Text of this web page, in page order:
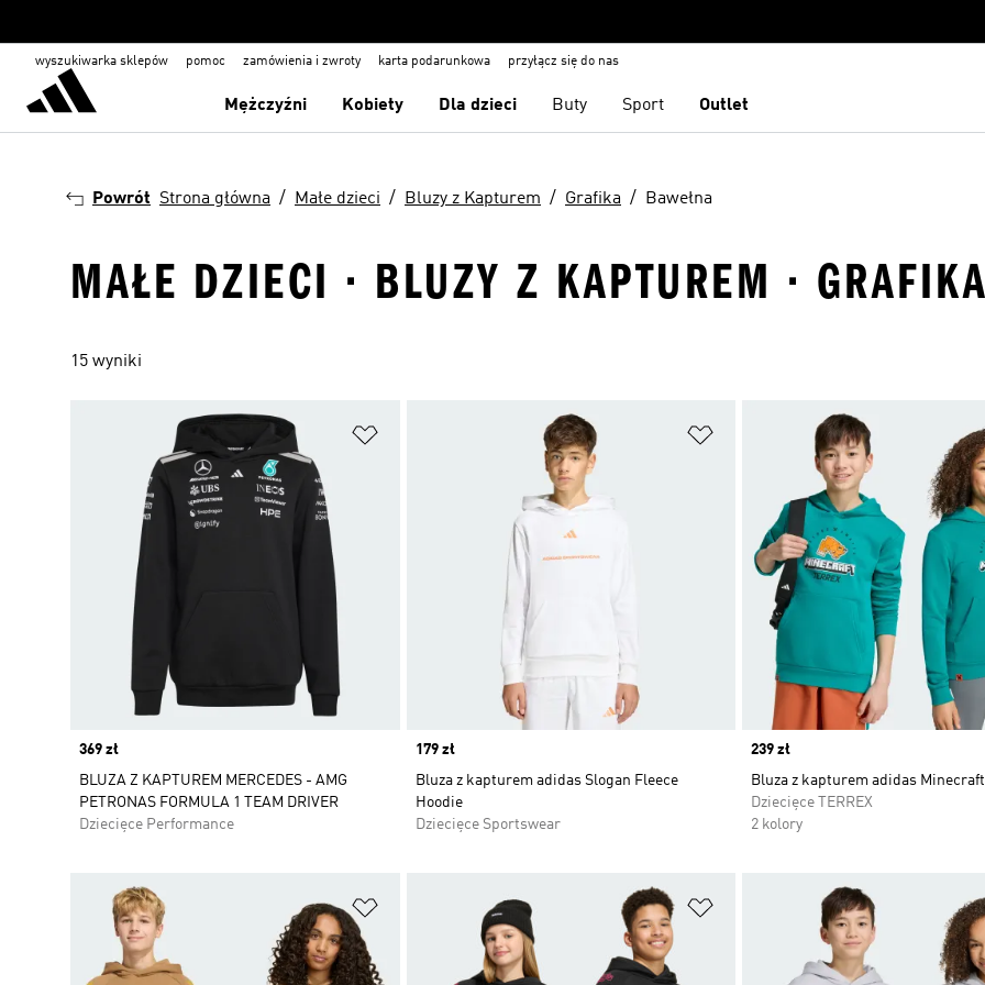
wyszukiwarka sklepów pomoc zamówienia i zwroty karta podarunkowa przyłącz się do nas
Mężczyźni Kobiety Dla dzieci Buty Sport Outlet
Powrót Strona główna Małe dzieci Bluzy z Kapturem Grafika Bawełna
MAŁE DZIECI · BLUZY Z KAPTUREM ·
15 wyniki
Price
369 zł
BLUZA Z KAPTUREM MERCEDES - AMG
PETRONAS FORMULA 1 TEAM DRIVER
Dziecięce Performance
Dodaj do listy życzeń
Price
179 zł
Bluza z kapturem adidas Slogan Fleece
Hoodie
Dziecięce Sportswear
Price
239 zł
Bluza z kapturem adidas
Dziecięce TERREX
2 kolory
Dodaj do listy życzeń Dodaj do listy życzeń